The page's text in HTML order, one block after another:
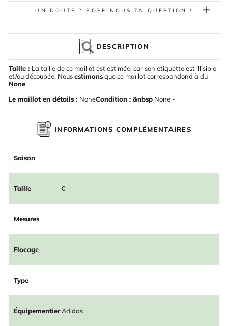
UN DOUTE ? POSE-NOUS TA QUESTION !
DESCRIPTION
Taille : La taille de ce maillot est estimée, car son étiquette est illisible
et/ou découpée. Nousestimonsque ce maillot correspondond à du
None
Le maillot en détails : NoneCondition : &nbsp None -
INFORMATIONS COMPLÉMENTAIRES
Saison
Taille 0
Mesures
Flocage
Type
ÉquipementierAdidas